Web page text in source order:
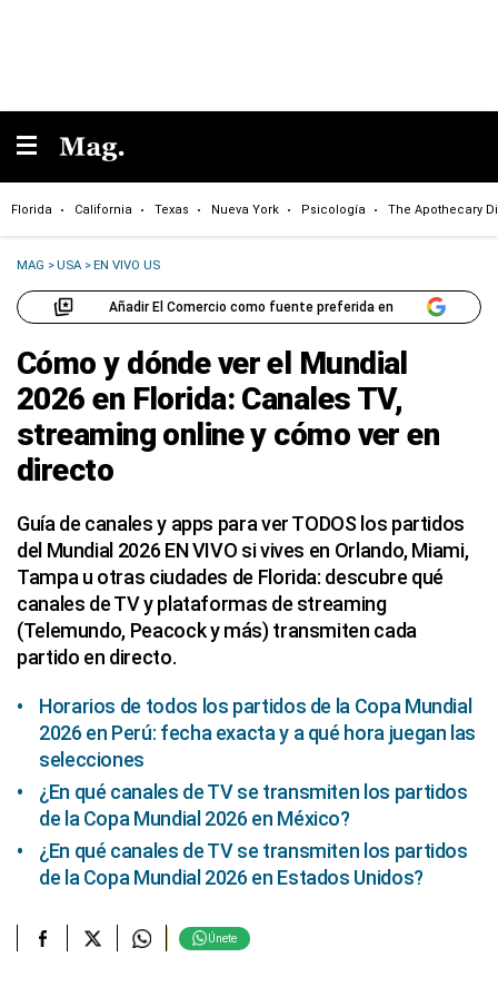
Florida California Texas Nueva York Psicología The Apothecary
MAG >USA >EN VIVO US
Añadir El Comercio como fuente preferida en
Cómo y dónde ver el Mundial
2026 en Florida: Canales TV,
streaming online y cómo ver en
directo
Guía de canales y apps para ver TODOS los partidos
del Mundial 2026 EN VIVO si vives en Orlando, Miami,
Tampa u otras ciudades de Florida: descubre qué
canales de TV y plataformas de streaming
(Telemundo, Peacock y más) transmiten cada
partido en directo.
Horarios de todos los partidos de la Copa Mundial
2026 en Perú: fecha exacta y a qué hora juegan las
selecciones
¿En qué canales de TV se transmiten los partidos
de la Copa Mundial 2026 en México?
¿En qué canales de TV se transmiten los partidos
de la Copa Mundial 2026 en Estados Unidos?
Únete